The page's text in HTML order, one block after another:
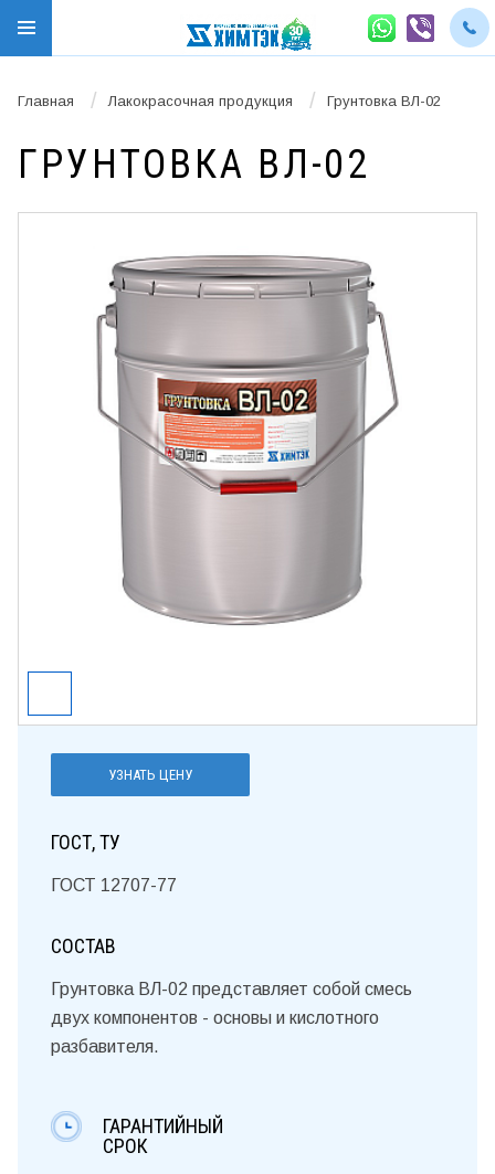
Главная / Лакокрасочная продукция / Грунтовка ВЛ-02
ГРУНТОВКА ВЛ-02
УЗНАТЬ ЦЕНУ
ГОСТ, ТУ
ГОСТ 12707-77
СОСТАВ
Грунтовка ВЛ-02 представляет собой смесь
двух компонентов - основы и кислотного
разбавителя.
ГАРАНТИЙНЫЙ
СРОК